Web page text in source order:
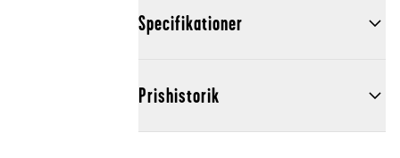
Specifikationer
Prishistorik